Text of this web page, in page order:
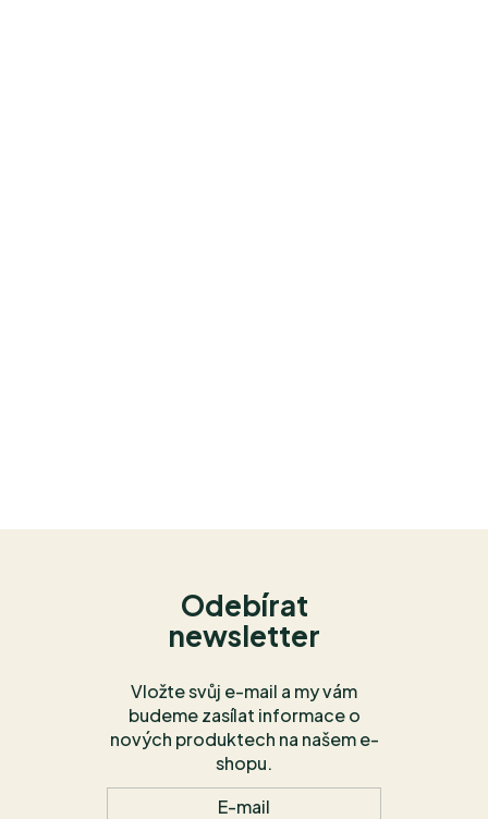
Odebírat
newsletter
Vložte svůj e-mail a my vám
budeme zasílat informace o
nových produktech na našem e-
shopu.
E-mail